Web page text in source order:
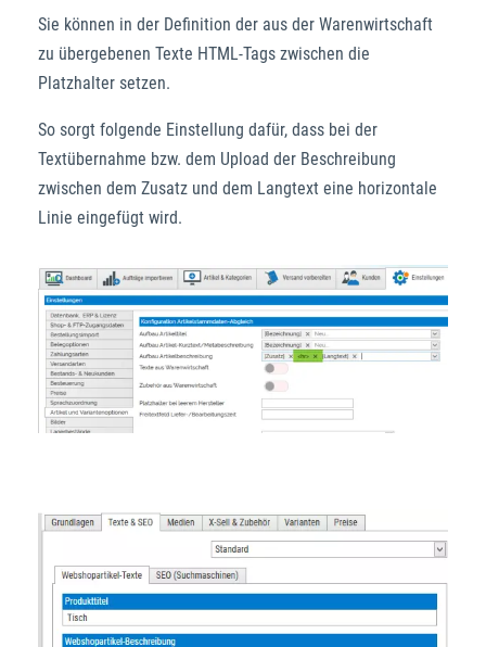
Sie können in der Definition der aus der Warenwirtschaft
zu übergebenen Texte HTML-Tags zwischen die
Platzhalter setzen.
So sorgt folgende Einstellung dafür, dass bei der
Textübernahme bzw. dem Upload der Beschreibung
zwischen dem Zusatz und dem Langtext eine horizontale
Linie eingefügt wird.
maniac Support-Assistent maniac KI